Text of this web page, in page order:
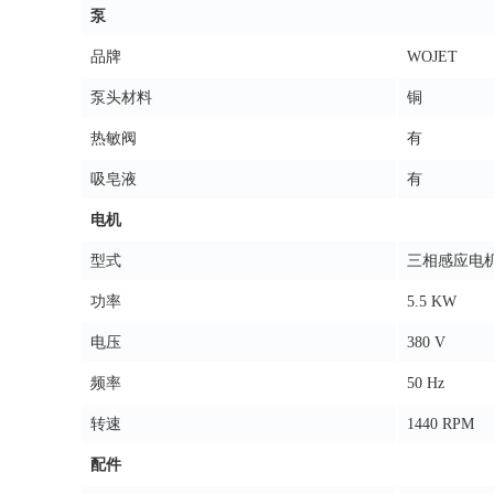
泵
品牌 WOJET
泵头材料 铜
热敏阀 有
吸皂液 有
电机
型式 三相感应电
功率 5.5 KW
电压 380 V
频率 50 Hz
转速 1440 RPM
配件